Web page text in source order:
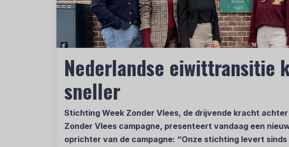
Nederlandse eiwittransitie
sneller
Stichting Week Zonder Vlees, de drijvende kracht
Zonder Vlees campagne, presenteert vandaag een
oprichter van de campagne: “Onze stichting levert sinds